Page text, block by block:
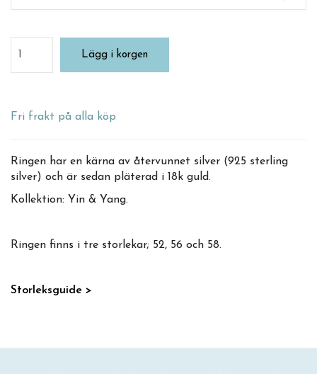
Lägg i korgen
Fri frakt på alla köp
Ringen har en kärna av återvunnet silver (925 sterling
silver) och är sedan pläterad i 18k guld.
Kollektion: Yin & Yang.
Ringen finns i tre storlekar; 52, 56 och 58.
Storleksguide >